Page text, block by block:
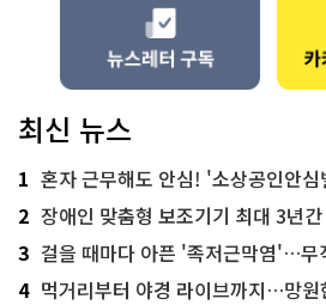
최신 뉴스
1 혼자 근무해도 안심! '소상공인안
2 장애인 맞춤형 보조기기 최대 3년간 무
3 걸을 때마다 아픈 '족저근막염'…무작정
4 먹거리부터 야경 라이브까지…망원